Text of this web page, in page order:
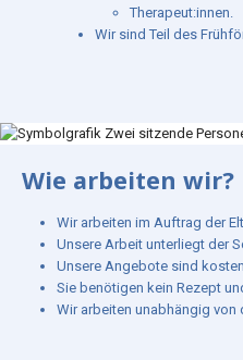
Therapeut:innen.
Wir sind Teil des
Wie arbeiten wir?
Wir arbeiten im Auftrag der
Unsere Arbeit unterliegt der
Unsere Angebote sind
Sie benötigen kein Rezept
Wir arbeiten unabhängig von